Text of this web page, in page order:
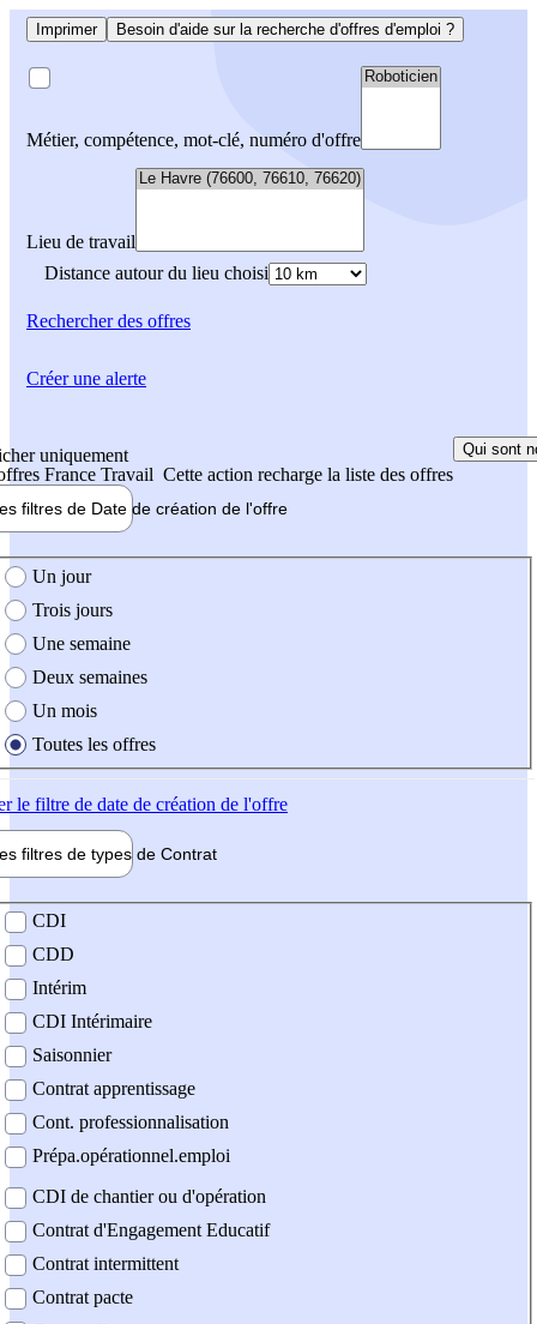
Imprimer Besoin d'aide sur la recherche d'offres d'emploi ?
Métier, compétence, mot-clé, numéro d'offre
Lieu de travail
Distance autour du lieu choisi
Rechercherdes offres
uniquement
France Travail Cette action recharge la liste des offres
Qui sont
filtres de Date de création de l'offre
création de l'offre
Un jour
Trois jours
Une semaine
Deux semaines
Un mois
Toutes les offres
le filtre de date de création de l'offre
filtres de types de Contrat
contrat
CDI
CDD
Intérim
CDI Intérimaire
Saisonnier
Contrat apprentissage
Cont. professionnalisation
Prépa.opérationnel.emploi
CDI de chantier ou d'opération
Contrat d'Engagement Educatif
Contrat intermittent
Contrat pacte
Créer une alerte